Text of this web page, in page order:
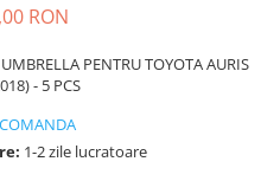
RON
PENTRU TOYOTA AURIS
- 5 PCS
1-2 zile lucratoare